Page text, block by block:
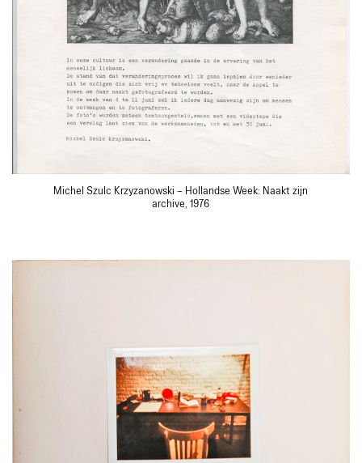
Michel Szulc Krzyzanowski – Hollandse Week: Naakt zijn
archive, 1976